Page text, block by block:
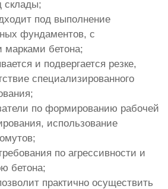
склады;
под выполнение
фундаментов, с
бетона;
и подвергается резке,
специализированного
по формированию рабочей
использование
по агрессивности и
бетона;
практично осуществить